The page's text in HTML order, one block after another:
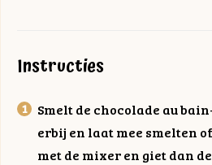
Instructies
Smelt de chocolade au
erbij en laat mee smelten
met de mixer en giet dan